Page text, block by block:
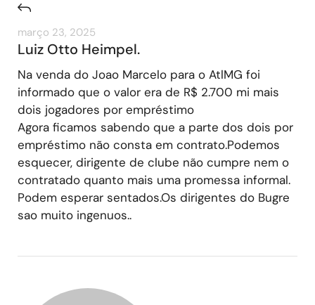
março 23, 2025
Luiz Otto Heimpel.
Na venda do Joao Marcelo para o AtlMG foi
informado que o valor era de R$ 2.700 mi mais
dois jogadores por empréstimo
Agora ficamos sabendo que a parte dos dois por
empréstimo não consta em contrato.Podemos
esquecer, dirigente de clube não cumpre nem o
contratado quanto mais uma promessa informal.
Podem esperar sentados.Os dirigentes do Bugre
sao muito ingenuos..